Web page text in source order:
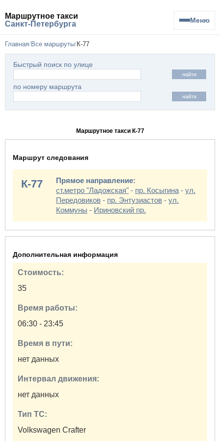
Маршрутное такси
Санкт-Петербурга
Меню
Главная Все маршруты К-77
Быстрый поиск по улице
найти
по номеру маршрута
найти
Маршрутное такси К-77
Маршрут следования
К-77
Прямое направление:
ст.метро "Ладожская" - пр. Косыгина - ул.
Передовиков - пр. Энтузиастов - ул.
Коммуны - Ириновский пр.
Дополнительная информация
Стоимость:
35
Время работы:
06:30 - 23:45
Время в пути:
нет данных
Интервал движения:
нет данных
Тип ТС:
Volkswagen Crafter